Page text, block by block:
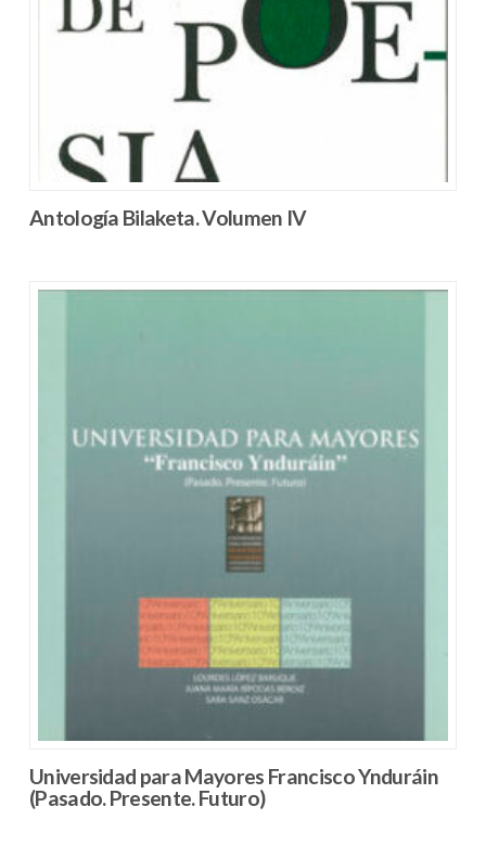
Antología Bilaketa. Volumen IV
Universidad para Mayores Francisco Ynduráin
(Pasado. Presente. Futuro)